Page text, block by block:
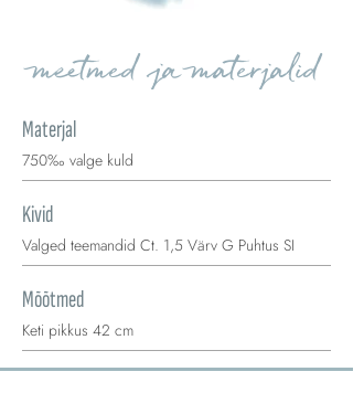
meetmed ja materjalid
Materjal
750‰ valge kuld
Kivid
Valged teemandid Ct. 1,5 Värv G Puhtus SI
Mõõtmed
Keti pikkus 42 cm